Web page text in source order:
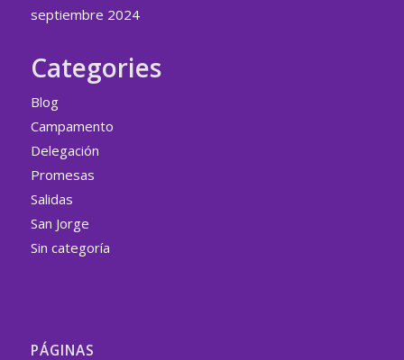
septiembre 2024
Categories
Blog
Campamento
Delegación
Promesas
Salidas
San Jorge
Sin categoría
PÁGINAS